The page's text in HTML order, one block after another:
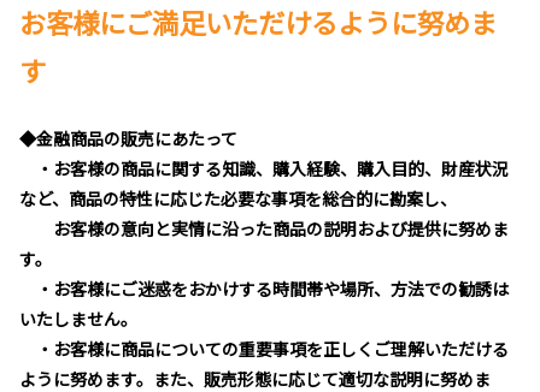
お客様にご満足いただけるように努めま
す
◆金融商品の販売にあたって
・お客様の商品に関する知識、購入経験、購入目的、財産状況
など、商品の特性に応じた必要な事項を総合的に勘案し、
お客様の意向と実情に沿った商品の説明および提供に努めま
す。
・お客様にご迷惑をおかけする時間帯や場所、方法での勧誘は
いたしません。
・お客様に商品についての重要事項を正しくご理解いただける
ように努めます。また、販売形態に応じて適切な説明に努めま